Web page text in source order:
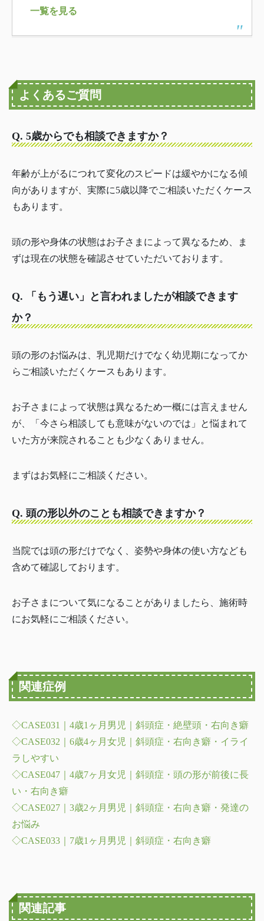
一覧を見る
よくあるご質問
Q. 5歳からでも相談できますか？
年齢が上がるにつれて変化のスピードは緩やかになる傾
向がありますが、実際に5歳以降でご相談いただくケース
もあります。
頭の形や身体の状態はお子さまによって異なるため、ま
ずは現在の状態を確認させていただいております。
Q. 「もう遅い」と言われましたが相談できます
か？
頭の形のお悩みは、乳児期だけでなく幼児期になってか
らご相談いただくケースもあります。
お子さまによって状態は異なるため一概には言えません
が、「今さら相談しても意味がないのでは」と悩まれて
いた方が来院されることも少なくありません。
まずはお気軽にご相談ください。
Q. 頭の形以外のことも相談できますか？
当院では頭の形だけでなく、姿勢や身体の使い方なども
含めて確認しております。
お子さまについて気になることがありましたら、施術時
にお気軽にご相談ください。
関連症例
◇CASE031｜4歳1ヶ月男児｜斜頭症・絶壁頭・右向き癖
◇CASE032｜6歳4ヶ月女児｜斜頭症・右向き癖・イライ
ラしやすい
◇CASE047｜4歳7ヶ月女児｜斜頭症・頭の形が前後に長
い・右向き癖
◇CASE027｜3歳2ヶ月男児｜斜頭症・右向き癖・発達の
お悩み
◇CASE033｜7歳1ヶ月男児｜斜頭症・右向き癖
関連記事